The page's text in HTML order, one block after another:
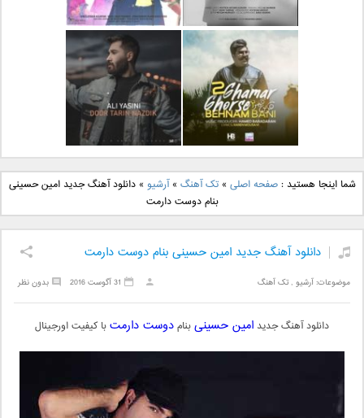
دانلود آهنگ جدید مهدی
یراحی بنام اسرار
دانلود آهنگ جدید فرزاد
فرزین بنام آتیش
دانلود آهنگ جدید بهنام
بانی بنام قرص قمر 2
دانلود آهنگ جدید علی
یاسینی بنام دورترین نزدیک
شما اینجا هستید :صفحه اصلی »تک آهنگ »آرشیو »دانلود آهنگ جدید امین حسینی
بنام دوست دارمت
دانلود آهنگ جدید امین حسینی بنام دوست دارمت
موضوعات:آرشیو ,تک آهنگ بدون نظر 31 آگوست 2016
دانلود آهنگ جدید امین حسینیبنامدوست دارمتبا کیفیت اورجینال